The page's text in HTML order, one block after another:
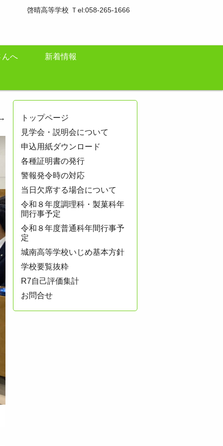
啓晴高等学校 Ｔel:058-265-1666
んへ 新着情報
トップページ
見学会・説明会について
申込用紙ダウンロード
各種証明書の発行
警報発令時の対応
当日欠席する場合について
令和８年度調理科・製菓科年
間行事予定
令和８年度普通科年間行事予
定
城南高等学校いじめ基本方針
学校要覧抜粋
R7自己評価集計
お問合せ